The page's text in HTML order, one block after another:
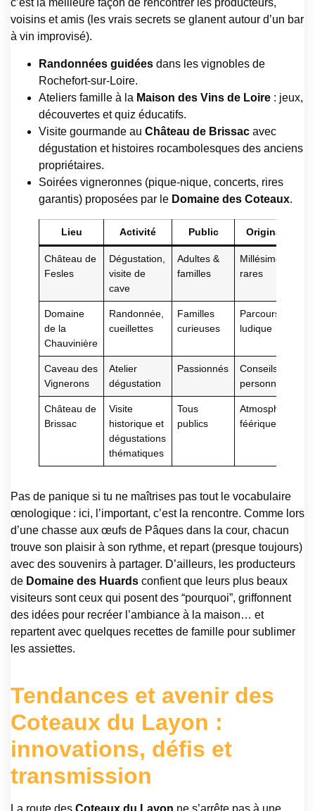
c’est la meilleure façon de rencontrer les producteurs,
voisins et amis (les vrais secrets se glanent autour d’un bar
à vin improvisé).
Randonnées guidées dans les vignobles de
Rochefort-sur-Loire.
Ateliers famille à la Maison des Vins de Loire : jeux,
découvertes et quiz éducatifs.
Visite gourmande au Château de Brissac avec
dégustation et histoires rocambolesques des anciens
propriétaires.
Soirées vigneronnes (pique-nique, concerts, rires
garantis) proposées par le Domaine des Coteaux.
Lieu Activité Public Originalité
Château de
Fesles
Dégustation,
visite de
cave
Adultes &
familles
Millésimes
rares
Domaine
de la
Chauvinière
Randonnée,
cueillettes
Familles
curieuses
Parcours
ludique
Caveau des
Vignerons
Atelier
dégustation
Passionnés
Conseils
personnalisés
Château de
Brissac
Visite
historique et
dégustations
thématiques
Tous
publics
Atmosphère
féérique
Pas de panique si tu ne maîtrises pas tout le vocabulaire
œnologique : ici, l’important, c’est la rencontre. Comme lors
d’une chasse aux œufs de Pâques dans la cour, chacun
trouve son plaisir à son rythme, et repart (presque toujours)
avec des souvenirs à partager. D’ailleurs, les producteurs
de Domaine des Huards confient que leurs plus beaux
visiteurs sont ceux qui posent des “pourquoi”, griffonnent
des idées pour recréer l’ambiance à la maison… et
repartent avec quelques recettes de famille pour sublimer
les assiettes.
Tendances et avenir des
Coteaux du Layon :
innovations, défis et
transmission
La route des Coteaux du Layon ne s’arrête pas à une